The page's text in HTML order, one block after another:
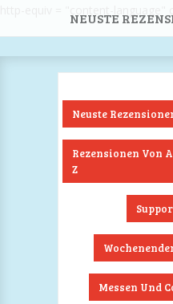
NEUSTE
Neuste
Rezensionen Von
Z
Messen Und